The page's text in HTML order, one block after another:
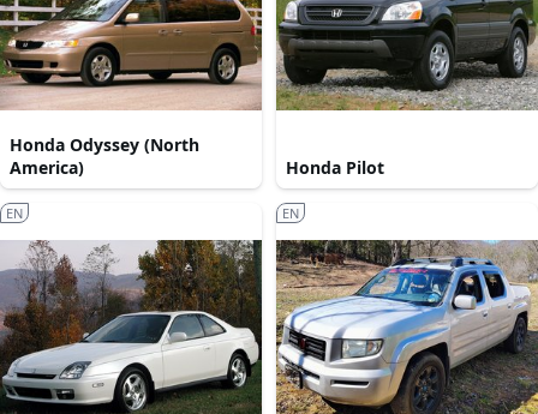
Honda Odyssey (North
America)
Honda Pilot
EN EN